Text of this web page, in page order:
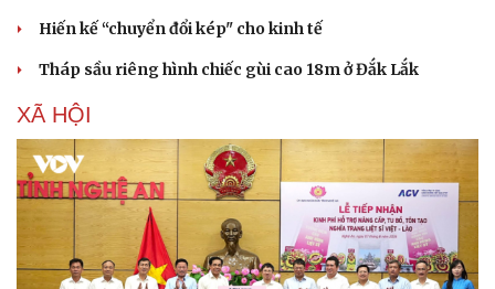
Hiến kế “chuyển đổi kép" cho kinh tế
Tháp sầu riêng hình chiếc gùi cao 18m ở Đắk Lắk
XÃ HỘI